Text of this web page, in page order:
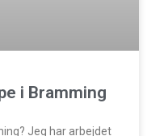
i Bramming
Jeg har arbejdet